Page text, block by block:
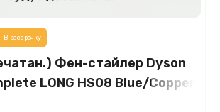
Фен-стайлер Dyson
LONG HS08 Blue/Copper
длинных волос
В рассрочку